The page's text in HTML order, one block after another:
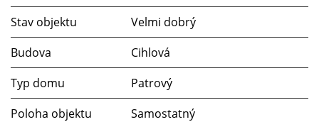
Stav objektu
Velmi dobrý
Budova
Cihlová
Typ domu
Patrový
Poloha objektu
Samostatný